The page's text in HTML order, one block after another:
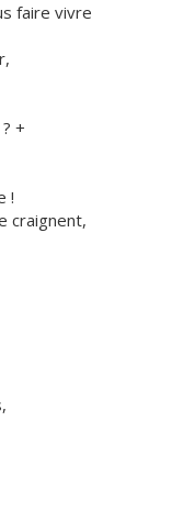
faire vivre
+
!
craignent,